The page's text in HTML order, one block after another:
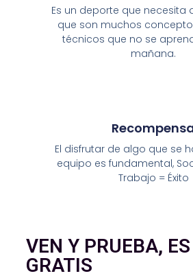
Es un deporte que necesita
que son muchos
técnicos que no se
mañana.
El disfrutar de algo que se
equipo es fundamental,
Trabajo = Éxito
VEN Y PRUEBA,
GRATIS